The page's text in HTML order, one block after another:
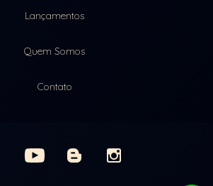
Lançamentos
Quem Somos
Contato